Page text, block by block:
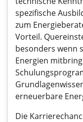
spezifische
zum
Vorteil.
besonders wenn
Energien
erneuerbare
Die